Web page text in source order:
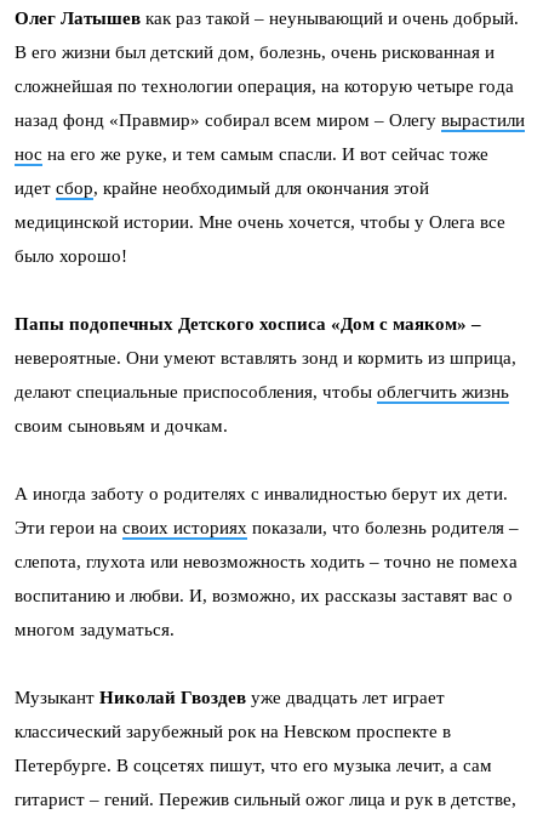
Олег Латышев как раз такой – неунывающий и очень добрый.
В его жизни был детский дом, болезнь, очень рискованная и
сложнейшая по технологии операция, на которую четыре года
назад фонд «Правмир» собирал всем миром – Олегу вырастили
нос на его же руке, и тем самым спасли. И вот сейчас тоже
идет сбор, крайне необходимый для окончания этой
медицинской истории. Мне очень хочется, чтобы у Олега все
было хорошо!
Папы подопечных Детского хосписа «Дом с маяком» –
невероятные. Они умеют вставлять зонд и кормить из шприца,
делают специальные приспособления, чтобы облегчить жизнь
своим сыновьям и дочкам.
А иногда заботу о родителях с инвалидностью берут их дети.
Эти герои на своих историях показали, что болезнь родителя –
слепота, глухота или невозможность ходить – точно не помеха
воспитанию и любви. И, возможно, их рассказы заставят вас о
многом задуматься.
Музыкант Николай Гвоздев уже двадцать лет играет
классический зарубежный рок на Невском проспекте в
Петербурге. В соцсетях пишут, что его музыка лечит, а сам
гитарист – гений. Пережив сильный ожог лица и рук в детстве,